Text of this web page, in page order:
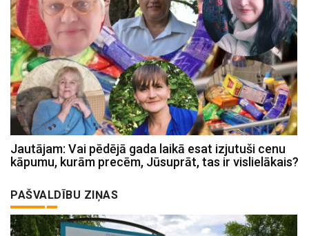
Jautājam: Vai pēdējā gada laikā esat izjutuši cenu
kāpumu, kurām precēm, Jūsuprāt, tas ir vislielākais?
PAŠVALDĪBU ZIŅAS